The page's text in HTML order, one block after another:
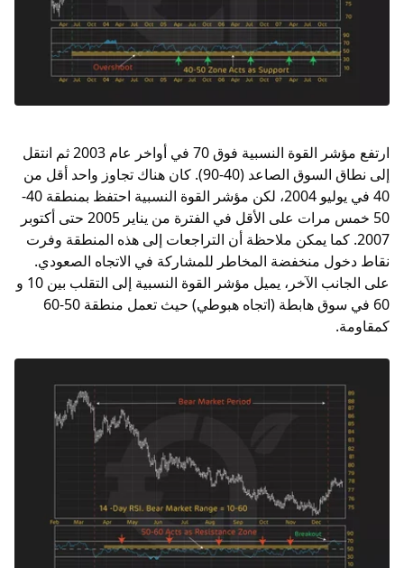
ارتفع مؤشر القوة النسبية فوق 70 في أواخر عام 2003 ثم انتقل
إلى نطاق السوق الصاعد (40-90). كان هناك تجاوز واحد أقل من
40 في يوليو 2004، لكن مؤشر القوة النسبية احتفظ بمنطقة 40-
50 خمس مرات على الأقل في الفترة من يناير 2005 حتى أكتوبر
2007. كما يمكن ملاحظة أن التراجعات إلى هذه المنطقة وفرت
نقاط دخول منخفضة المخاطر للمشاركة في الاتجاه الصعودي.
على الجانب الآخر، يميل مؤشر القوة النسبية إلى التقلب بين 10 و
60 في سوق هابطة (اتجاه هبوطي) حيث تعمل منطقة 50-60
كمقاومة.